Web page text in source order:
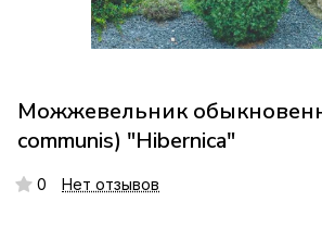
Можжевельник
communis) "Hibernica"
0 Нет отзывов